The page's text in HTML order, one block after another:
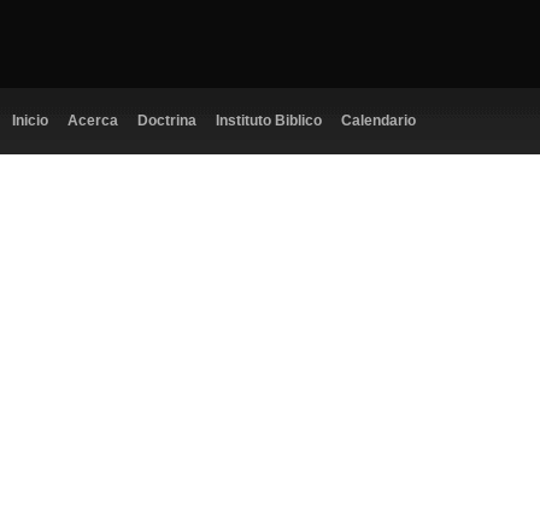
Inicio Acerca Doctrina Instituto Biblico Calendario